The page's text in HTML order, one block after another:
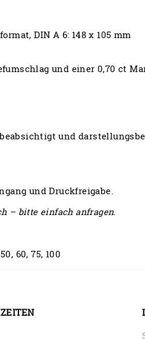
DIN A 6: 148 x 105 mm
und einer 0,70 ct
und
und Druckfreigabe.
– bitte einfach anfragen.
60, 75, 100